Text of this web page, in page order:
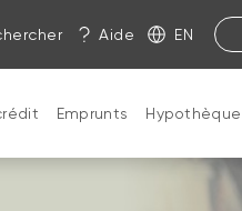
Aide EN
Emprunts Hypothèque